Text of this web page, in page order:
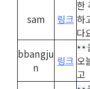
sam 링크
한
하
다
bbangju
n
링크 오
고